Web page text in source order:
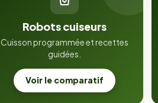
Robots cuiseurs
Cuisson programmée et recettes
guidées.
Voir le comparatif